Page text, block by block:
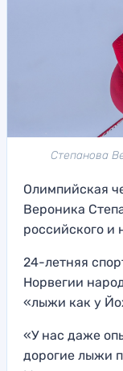
Степанова
Олимпийская
Вероника
российского и
24-летняя
Норвегии
«лыжи как у
«У нас даже
дорогие лыжи